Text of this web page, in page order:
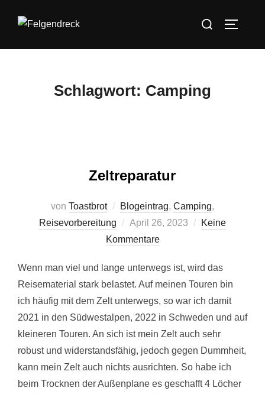
Inhalt
Suchen
Schlagwort: Camping
Zeltreparatur
von Toastbrot Blogeintrag, Camping,
Reisevorbereitung
Veröffentlicht
am
April 26, 2023
Keine
Kommentare
Wenn man viel und lange unterwegs ist, wird das
Reisematerial stark belastet. Auf meinen Touren bin
ich häufig mit dem Zelt unterwegs, so war ich damit
2021 in den Südwestalpen, 2022 in Schweden und auf
kleineren Touren. An sich ist mein Zelt auch sehr
robust und widerstandsfähig, jedoch gegen Dummheit,
kann mein Zelt auch nichts ausrichten. So habe ich
beim Trocknen der Außenplane es geschafft 4 Löcher